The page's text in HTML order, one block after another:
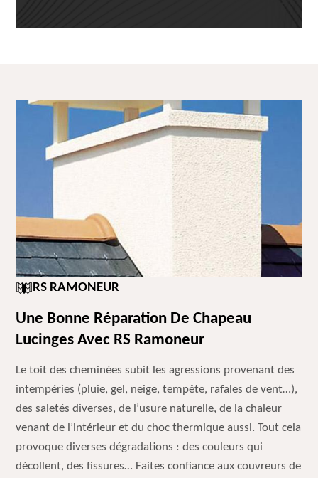
RS RAMONEUR
Une Bonne Réparation De Chapeau
Lucinges Avec RS Ramoneur
Le toit des cheminées subit les agressions provenant des
intempéries (pluie, gel, neige, tempête, rafales de vent…),
des saletés diverses, de l’usure naturelle, de la chaleur
venant de l’intérieur et du choc thermique aussi. Tout cela
provoque diverses dégradations : des couleurs qui
décollent, des fissures… Faites confiance aux couvreurs de